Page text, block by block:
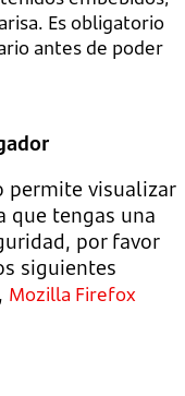
Es obligatorio
antes de poder
permite visualizar
que tengas una
por favor
siguientes
, Mozilla Firefox